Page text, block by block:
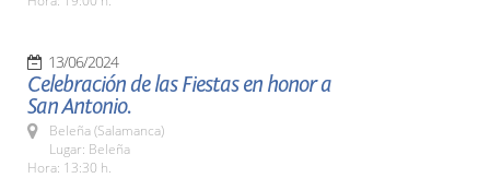
13/06/2024
Celebración de las Fiestas en honor a
San Antonio.
Beleña (Salamanca)
Lugar: Beleña
Hora: 13:30 h.